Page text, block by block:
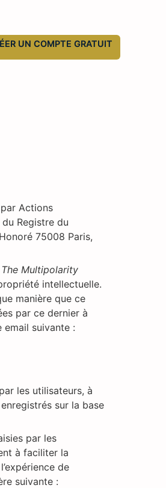
UN COMPTE GRATUIT
Actions
Registre du
75008 Paris,
The Multipolarity
intellectuelle.
manière que ce
par ce dernier à
email suivante :
les utilisateurs, à
sur la base
par les
à faciliter la
de
suivante :